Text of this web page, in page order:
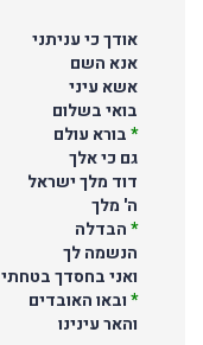
אודך כי עניתני
אנא השם
אשא עיני
בואי בשלום
*בורא עולם
גם כי אלך
דוד מלך ישראל
ה' מלך
*הבדלה
הנשמה לך
ואני בחסדך בטחתי
*ובאו האובדים
והאר עינינו